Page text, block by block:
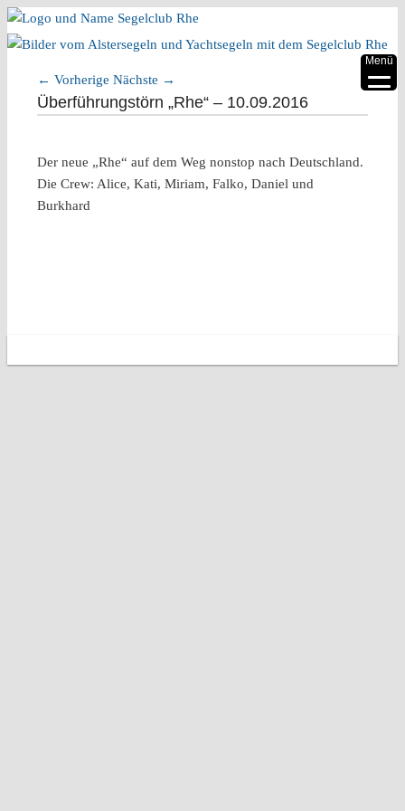
Artikelnavigation
← Vorherige Nächste →
Überführungstörn „Rhe“ – 10.09.2016
Der neue „Rhe“ auf dem Weg nonstop nach Deutschland.
Die Crew: Alice, Kati, Miriam, Falko, Daniel und
Burkhard
Menü
▼
▼
▼